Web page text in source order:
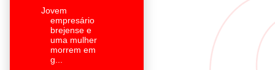
Jovem
empresário
brejense e
uma mulher
morrem em
g...